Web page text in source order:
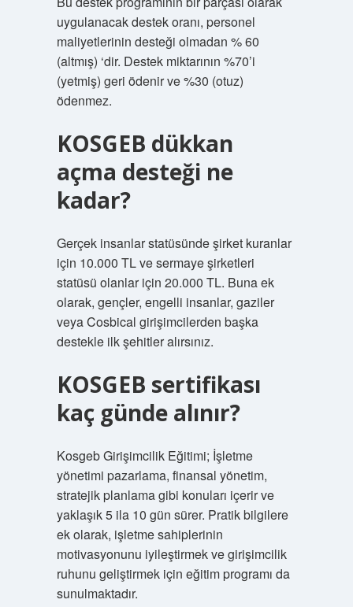
uygulanacak destek oranı, personel
maliyetlerinin desteği olmadan % 60
(altmış) ‘dir. Destek miktarının %70’i
(yetmiş) geri ödenir ve %30 (otuz)
ödenmez.
KOSGEB dükkan
açma desteği ne
kadar?
Gerçek insanlar statüsünde şirket kuranlar
için 10.000 TL ve sermaye şirketleri
statüsü olanlar için 20.000 TL. Buna ek
olarak, gençler, engelli insanlar, gaziler
veya Cosbical girişimcilerden başka
destekle ilk şehitler alırsınız.
KOSGEB sertifikası
kaç günde alınır?
Kosgeb Girişimcilik Eğitimi; İşletme
yönetimi pazarlama, finansal yönetim,
stratejik planlama gibi konuları içerir ve
yaklaşık 5 ila 10 gün sürer. Pratik bilgilere
ek olarak, işletme sahiplerinin
motivasyonunu iyileştirmek ve girişimcilik
ruhunu geliştirmek için eğitim programı da
sunulmaktadır.